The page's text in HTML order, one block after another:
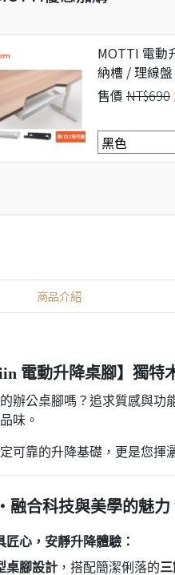
MOTTI 電動
納槽 / 理線盤
售價 NT$690
商品介紹
電動升降桌腳】獨特
辦公桌腳嗎？追求質感與功
味。
可靠的升降基礎，更是您揮
融合科技與美學的魅力
匠心，安靜升降體驗：
桌腳設計 ，搭配簡潔俐落的